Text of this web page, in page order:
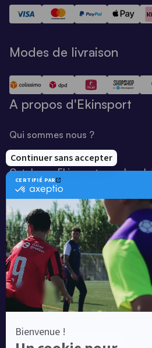
Modes de livraison
A propos d'Ekinsport
Qui sommes nous ?
Notre savoir-faire
Catalogue Ekinsport pour les
Catalogue running Ekinsport
Blog
Une société de :